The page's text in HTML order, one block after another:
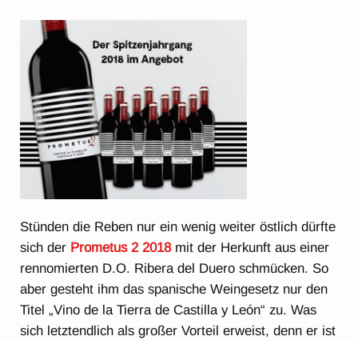
Stünden die Reben nur ein wenig weiter östlich dürfte
sich der Prometus 2 2018mit der Herkunft aus einer
rennomierten D.O. Ribera del Duero schmücken. So
aber gesteht ihm das spanische Weingesetz nur den
Titel „Vino de la Tierra de Castilla y León“ zu. Was
sich letztendlich als großer Vorteil erweist, denn er ist